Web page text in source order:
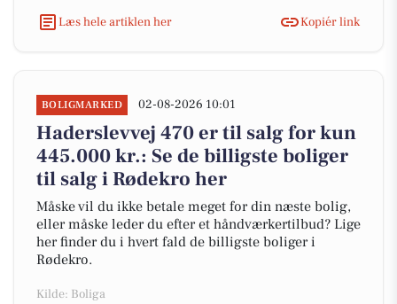
Læs hele artiklen her Kopiér link
BOLIGMARKED 02-08-2026 10:01
Haderslevvej 470 er til salg for kun
445.000 kr.: Se de billigste boliger
til salg i Rødekro her
Måske vil du ikke betale meget for din næste bolig,
eller måske leder du efter et håndværkertilbud? Lige
her finder du i hvert fald de billigste boliger i
Rødekro.
Kilde: Boliga